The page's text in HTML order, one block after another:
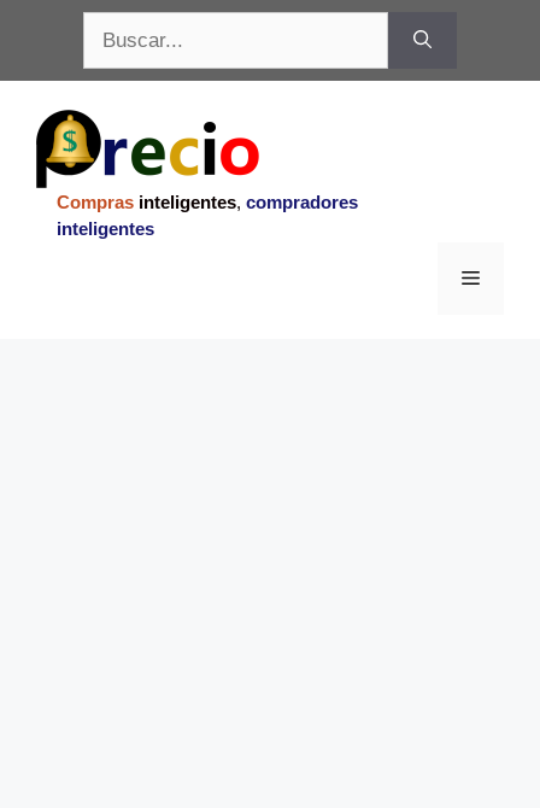
contenido
Compras inteligentes, compradores
inteligentes
Menu